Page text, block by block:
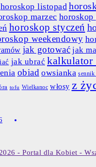
horoskop listopad
marzec
horoskop styczeń
weekendowy
jak gotować jak
jak ubrać
obiad owsianka
tofu Wielkanoc włosy z
- Portal dla Kobiet -